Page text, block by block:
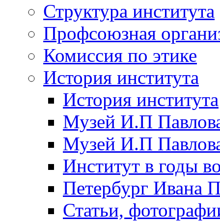
Структура института
Профсоюзная
Комиссия по этике
История института
История института
Музей И.П
Музей И.П
Институт в годы
Петербург Ивана
Статьи,